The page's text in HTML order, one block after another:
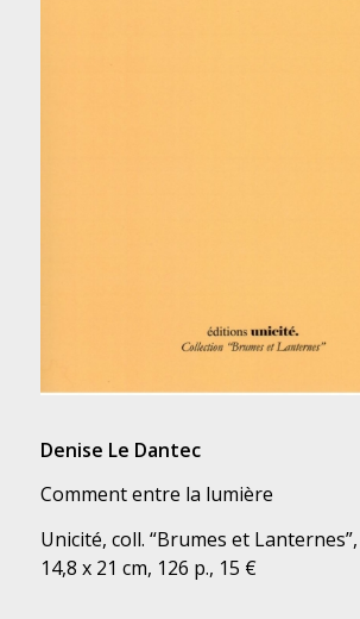
Denise Le Dantec
Comment entre la lumière
Unicité, coll. “Brumes et
14,8 x 21 cm, 126 p., 15 €